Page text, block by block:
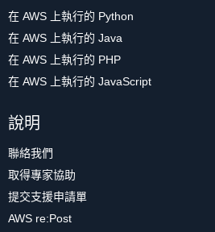
在 AWS 上執行的 Python
在 AWS 上執行的 Java
在 AWS 上執行的 PHP
在 AWS 上執行的 JavaScript
說明
聯絡我們
取得專家協助
提交支援申請單
AWS re:Post